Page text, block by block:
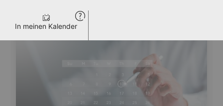
In meinen Kalender